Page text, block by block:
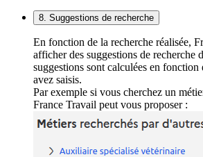
8. Suggestions de recherche
En fonction de la recherche réalisée,
afficher des suggestions de recherche
suggestions sont calculées en fonction
avez saisis.
Par exemple si vous cherchez un
France Travail peut vous proposer :